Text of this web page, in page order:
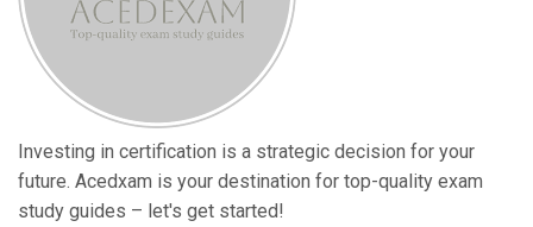
Investing in certification is a strategic decision for your
future. Acedxam is your destination for top-quality exam
study guides – let's get started!